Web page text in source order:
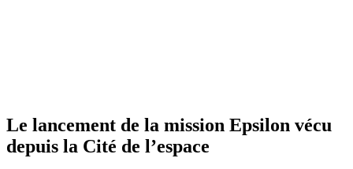
Le lancement de la mission Epsilon vécu
depuis la Cité de l’espace